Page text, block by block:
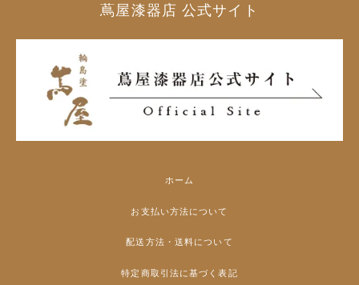
蔦屋漆器店 公式サイト
ホーム
お支払い方法について
配送方法・送料について
特定商取引法に基づく表記